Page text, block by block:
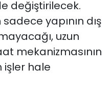
değiştirilecek.
yapının dış
uzun
mekanizmasının
işler hale